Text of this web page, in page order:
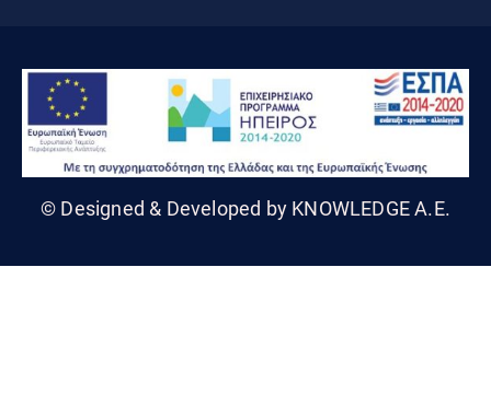
© Designed & Developed by KNOWLEDGE A.E.